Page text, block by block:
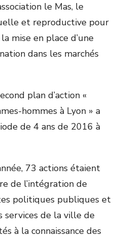
le Mas, le
et reproductive pour
mise en place d’une
dans les marchés
plan d’action «
hommes à Lyon » a
de 4 ans de 2016 à
73 actions étaient
de l’intégration de
politiques publiques et
services de la ville de
à la connaissance des